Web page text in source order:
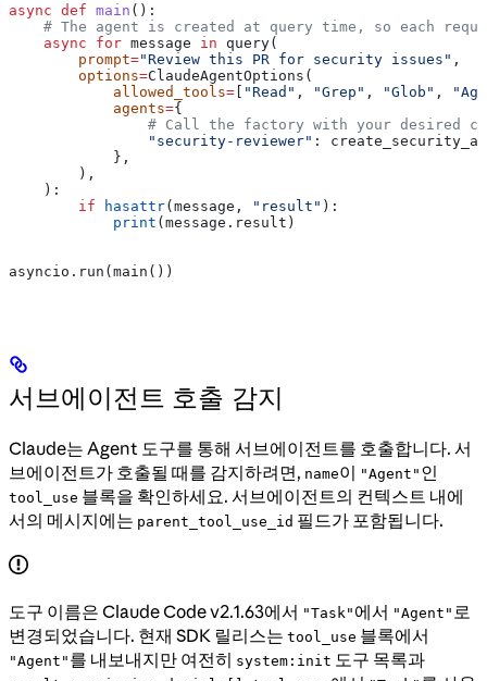
async def main ():
# The agent is created at query time, so each
    async
for message in query(
        prompt
="Review this PR for security issues" ,
        options
=ClaudeAgentOptions(
            allowed_tools
= "Read" , "Grep" , "Glob" ,
            agents
={
# Call the factory with your desired
                "security-reviewer"
:
            },
        ),
    ):
        if
hasattr(message, "result" ):
            print
(message.result)
asyncio.run(main())
서브에이전트 호출 감지
Claude는 Agent 도구를 통해 서브에이전트를 호출합니다. 서
브에이전트가 호출될 때를 감지하려면, name이 "Agent" 인
tool_use 블록을 확인하세요. 서브에이전트의 컨텍스트 내에
서의 메시지에는 parent_tool_use_id 필드가 포함됩니다.
도구 이름은 Claude Code v2.1.63에서 "Task" 에서 "Agent" 로
변경되었습니다. 현재 SDK 릴리스는 tool_use 블록에서
"Agent" 를 내보내지만 여전히 system:init 도구 목록과